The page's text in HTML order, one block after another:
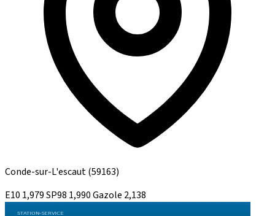
Conde-sur-L'escaut(59163)
E10 1,979SP98 1,990Gazole 2,138